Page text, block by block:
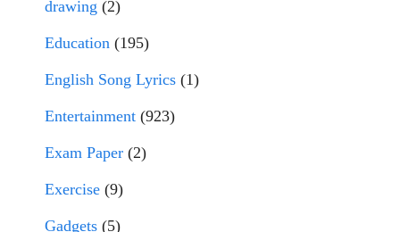
drawing (2)
Education (195)
English Song Lyrics (1)
Entertainment (923)
Exam Paper (2)
Exercise (9)
Gadgets (5)